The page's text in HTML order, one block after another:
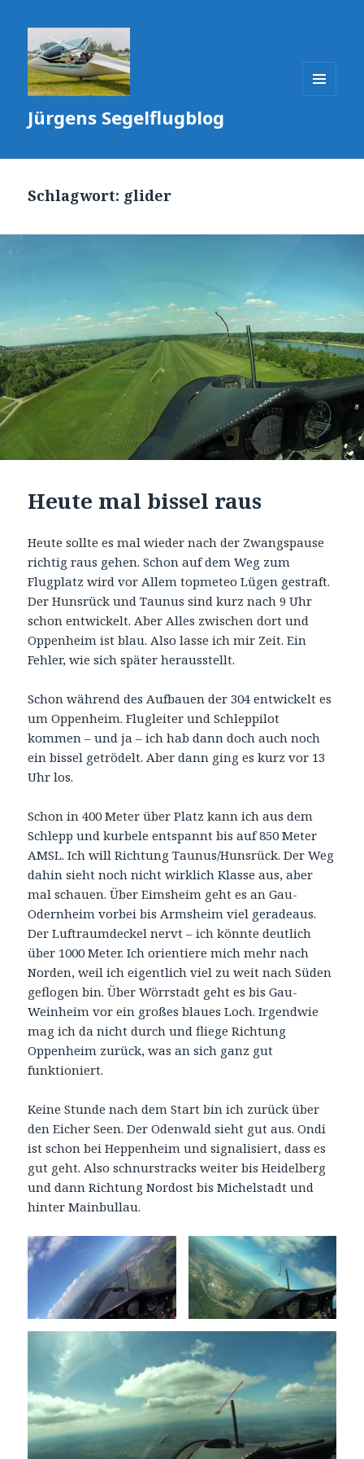
Jürgens Segelflugblog
Schlagwort: glider
Heute mal bissel raus
Heute sollte es mal wieder nach der Zwangspause
richtig raus gehen. Schon auf dem Weg zum
Flugplatz wird vor Allem topmeteo Lügen gestraft.
Der Hunsrück und Taunus sind kurz nach 9 Uhr
schon entwickelt. Aber Alles zwischen dort und
Oppenheim ist blau. Also lasse ich mir Zeit. Ein
Fehler, wie sich später herausstellt.
Schon während des Aufbauen der 304 entwickelt es
um Oppenheim. Flugleiter und Schleppilot
kommen – und ja – ich hab dann doch auch noch
ein bissel getrödelt. Aber dann ging es kurz vor 13
Uhr los.
Schon in 400 Meter über Platz kann ich aus dem
Schlepp und kurbele entspannt bis auf 850 Meter
AMSL. Ich will Richtung Taunus/Hunsrück. Der Weg
dahin sieht noch nicht wirklich Klasse aus, aber
mal schauen. Über Eimsheim geht es an Gau-
Odernheim vorbei bis Armsheim viel geradeaus.
Der Luftraumdeckel nervt – ich könnte deutlich
über 1000 Meter. Ich orientiere mich mehr nach
Norden, weil ich eigentlich viel zu weit nach Süden
geflogen bin. Über Wörrstadt geht es bis Gau-
Weinheim vor ein großes blaues Loch. Irgendwie
mag ich da nicht durch und fliege Richtung
Oppenheim zurück, was an sich ganz gut
funktioniert.
Keine Stunde nach dem Start bin ich zurück über
den Eicher Seen. Der Odenwald sieht gut aus. Ondi
ist schon bei Heppenheim und signalisiert, dass es
gut geht. Also schnurstracks weiter bis Heidelberg
und dann Richtung Nordost bis Michelstadt und
hinter Mainbullau.